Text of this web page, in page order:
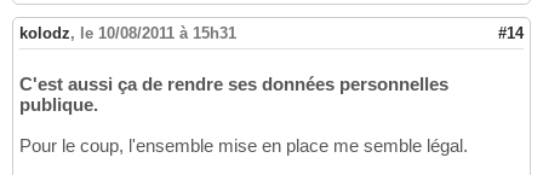
kolodz, le 10/08/2011 à 15h31 #14
C'est aussi ça de rendre ses données personnelles
publique.
Pour le coup, l'ensemble mise en place me semble légal.